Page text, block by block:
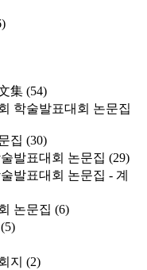
集 (54)
학술발표대회 논문집
집 (30)
발표대회 논문집 (29)
발표대회 논문집 - 계
논문집 (6)
(5)
지 (2)